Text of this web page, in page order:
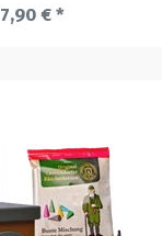
7,90 € *